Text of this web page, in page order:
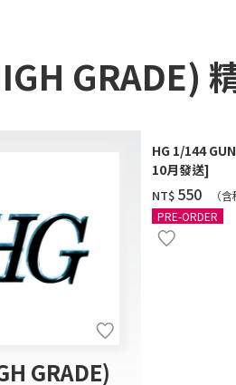
GRADE)
GRADE)
HG 1/144
10月發送]
NT$ ‌550
（含
PRE-ORDER